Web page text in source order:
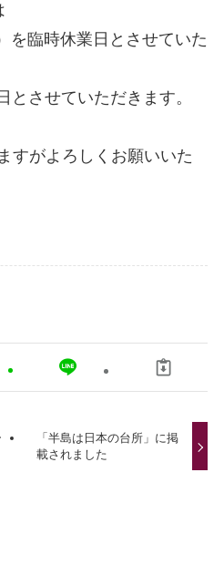
を臨時休業日とさせていた
とさせていただきます。
すがよろしくお願いいた
「半島は日本の台所」に掲
載されました